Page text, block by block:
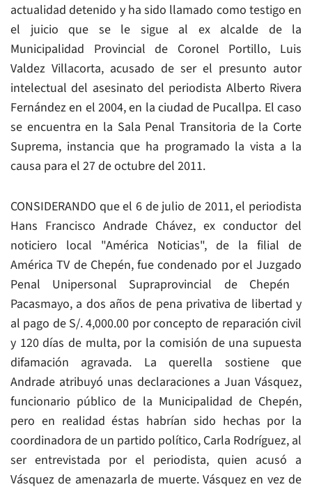
actualidad detenido y ha sido llamado como testigo en
el juicio que se le sigue al ex alcalde de la
Municipalidad Provincial de Coronel Portillo, Luis
Valdez Villacorta, acusado de ser el presunto autor
intelectual del asesinato del periodista Alberto Rivera
Fernández en el 2004, en la ciudad de Pucallpa. El caso
se encuentra en la Sala Penal Transitoria de la Corte
Suprema, instancia que ha programado la vista a la
causa para el 27 de octubre del 2011.
CONSIDERANDO que el 6 de julio de 2011, el periodista
Hans Francisco Andrade Chávez, ex conductor del
noticiero local "América Noticias", de la filial de
América TV de Chepén, fue condenado por el Juzgado
Penal Unipersonal Supraprovincial de Chepén 
Pacasmayo, a dos años de pena privativa de libertad y
al pago de S/. 4,000.00 por concepto de reparación civil
y 120 días de multa, por la comisión de una supuesta
difamación agravada. La querella sostiene que
Andrade atribuyó unas declaraciones a Juan Vásquez,
funcionario público de la Municipalidad de Chepén,
pero en realidad éstas habrían sido hechas por la
coordinadora de un partido político, Carla Rodríguez, al
ser entrevistada por el periodista, quien acusó a
Vásquez de amenazarla de muerte. Vásquez en vez de